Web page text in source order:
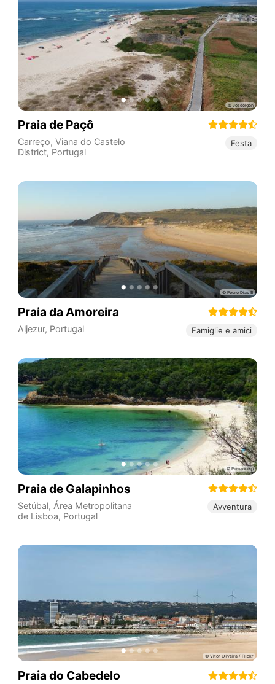
Praia de Paçô
Carreço, Viana do Castelo
District, Portugal
Festa
Praia da Amoreira
Aljezur, Portugal Famiglie e amici
Praia de Galapinhos
Setúbal, Área Metropolitana
de Lisboa, Portugal
Avventura
Praia do Cabedelo